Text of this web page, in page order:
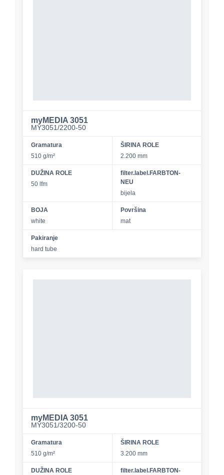
myMEDIA 3051
MY3051/2200-50
Gramatura
510 g/m²
ŠIRINA ROLE
2.200 mm
DUŽINA ROLE
50 lfm
filter.label.FARBTON-
NEU
bijela
BOJA
white
Površina
mat
Pakiranje
hard tube
myMEDIA 3051
MY3051/3200-50
Gramatura
510 g/m²
ŠIRINA ROLE
3.200 mm
DUŽINA ROLE
filter.label.FARBTON-